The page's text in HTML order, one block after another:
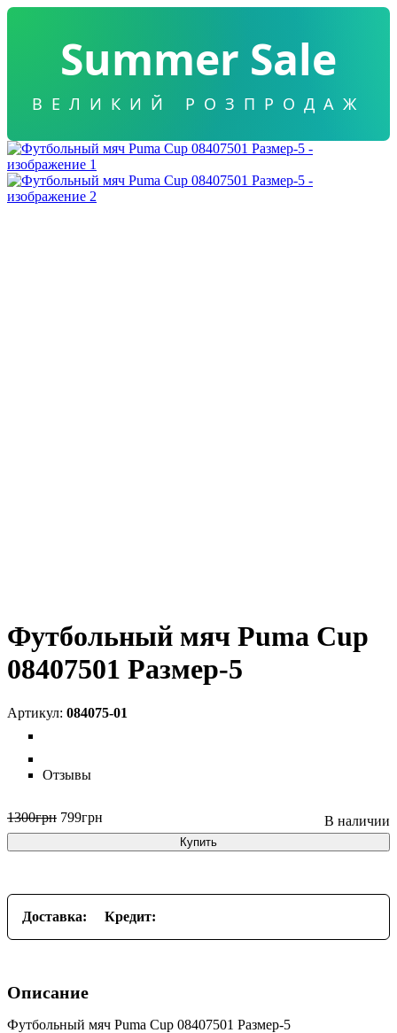
Summer Sale
ВЕЛИКИЙ РОЗПРОДАЖ
Футбольный мяч Puma Cup
08407501 Размер-5
084075-01
Отзывы
1300грн 799грн
Купить
Доставка: Кредит:
Описание
Футбольный мяч Puma Cup 08407501 Размер-5